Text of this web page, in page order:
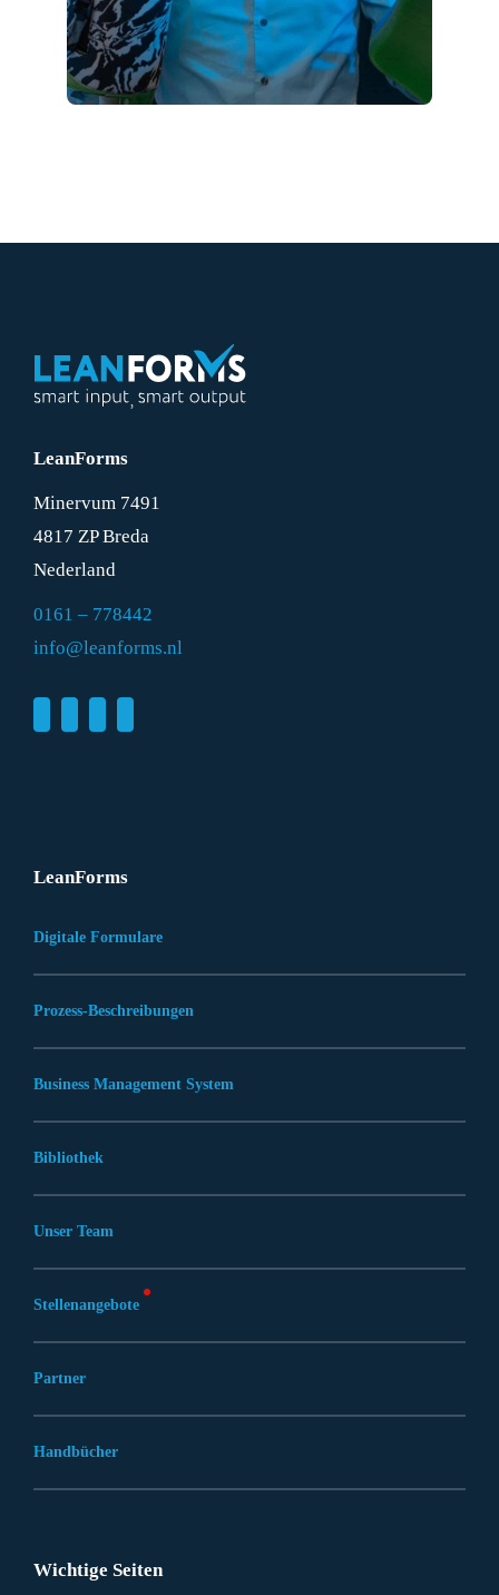
LeanForms
Minervum 7491
4817 ZP Breda
Nederland
0161 – 778442
info@leanforms.nl
LeanForms
Digitale Formulare
Prozess-Beschreibungen
Business Management System
Bibliothek
Unser Team
Stellenangebote
Partner
Handbücher
Wichtige Seiten